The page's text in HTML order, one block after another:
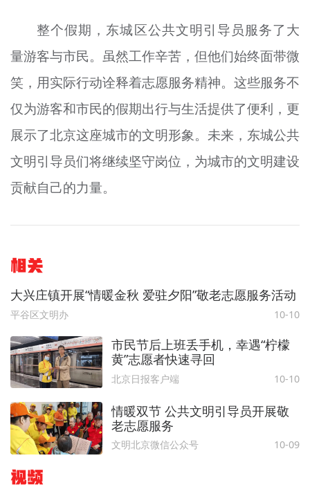
整个假期，东城区公共文明引导员服务了大
量游客与市民。虽然工作辛苦，但他们始终面带微
笑，用实际行动诠释着志愿服务精神。这些服务不
仅为游客和市民的假期出行与生活提供了便利，更
展示了北京这座城市的文明形象。未来，东城公共
文明引导员们将继续坚守岗位，为城市的文明建设
贡献自己的力量。
相关
大兴庄镇开展“情暖金秋 爱驻夕阳”敬老志愿服务活动
平谷区文明办 10-10
市民节后上班丢手机，幸遇“柠檬
黄”志愿者快速寻回
北京日报客户端 10-10
情暖双节 公共文明引导员开展敬
老志愿服务
文明北京微信公众号 10-09
视频